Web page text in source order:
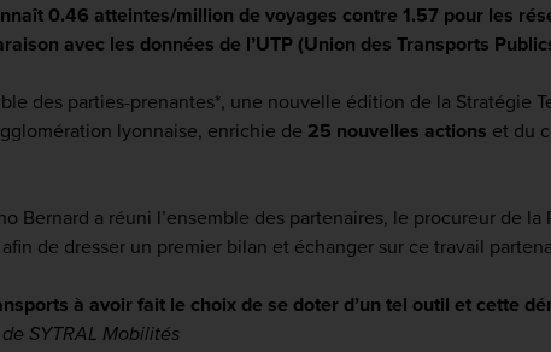
0.46 atteintes/million de voyages contre 1.57 pour les
avec les données de l’UTP (Union des Transports
des parties-prenantes*, une nouvelle édition de la Stratégie
lyonnaise, enrichie de 25 nouvelles actions et du
Bernard a réuni l’ensemble des partenaires, le procureur de
de dresser un premier bilan et échanger sur ce travail
à avoir fait le choix de se doter d’un tel outil et cette
SYTRAL Mobilités